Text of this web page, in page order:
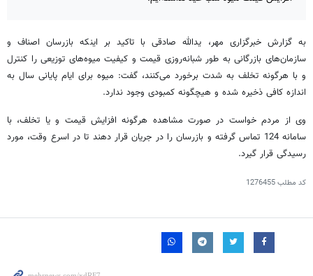
به گزارش خبرگزاری مهر، یدالله صادقی با تاکید بر اینکه بازرسان اصناف و
سازمان‌های بازرگانی به طور شبانه‌روزی قیمت و کیفیت میوه‌های توزیعی را کنترل
و با هرگونه تخلف به شدت برخورد می‌کنند، گفت: میوه برای ایام پایانی سال به
اندازه کافی ذخیره شده و هیچگونه کمبودی وجود ندارد.
وی از مردم خواست در صورت مشاهده هرگونه افزایش قیمت و یا تخلف، با
سامانه 124 تماس گرفته و بازرسان را در جریان قرار دهند تا در اسرع وقت، مورد
رسیدگی قرار گیرد.
کد مطلب1276455